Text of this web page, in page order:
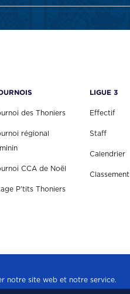
notre site web et notre service.
des Thoniers
régional
CCA de Noël
P'tits Thoniers
LIGUE 3
Effectif
Staff
Calendrier
Classement